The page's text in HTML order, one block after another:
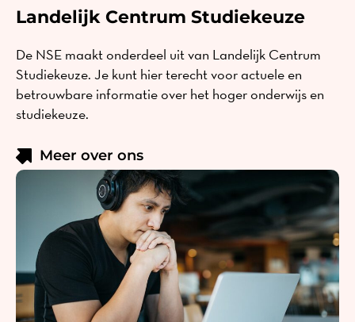
Landelijk Centrum Studiekeuze
De NSE maakt onderdeel uit van Landelijk Centrum
Studiekeuze. Je kunt hier terecht voor actuele en
betrouwbare informatie over het hoger onderwijs en
studiekeuze.
Meer over ons